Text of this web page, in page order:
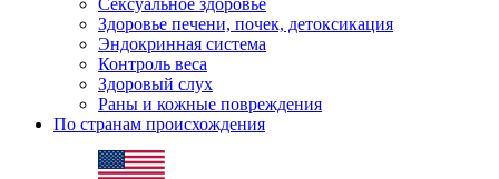
Сексуальное здоровье
Здоровье печени, почек, детоксикация
Эндокринная система
Контроль веса
Здоровый слух
Раны и кожные повреждения
По странам происхождения